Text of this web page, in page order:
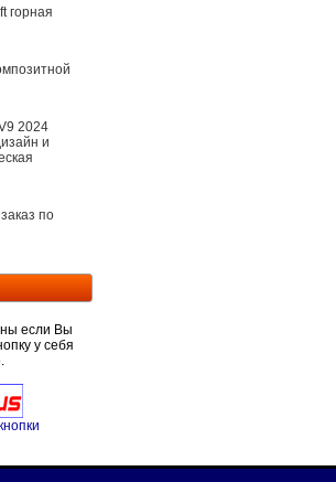
горная
2024
и
по
если Вы
у себя